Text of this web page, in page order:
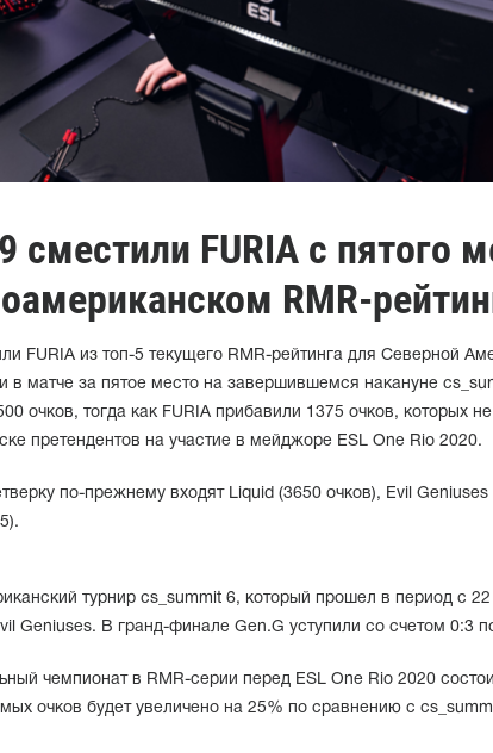
сместили FURIA с пятого
RMR-
FURIA из топ-5 текущего RMR-рейтинга для Северной
в матче за пятое место на завершившемся накануне
очков, тогда как FURIA прибавили 1375 очков, которых
претендентов на участие в мейджоре ESL One Rio 2020.
по-прежнему входят Liquid (3650 очков), Evil
турнир cs_summit 6, который прошел в период с
Geniuses. В гранд-финале Gen.G уступили со счетом 0:3
чемпионат в RMR-серии перед ESL One Rio 2020
очков будет увеличено на 25% по сравнению с